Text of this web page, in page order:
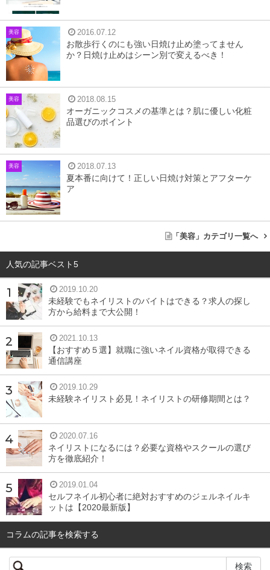
はじめに、シェラックネイルとはどのようなネイルなのか
を解説したいと思います。
シェラックネイルはアメリカ生まれ
シェラックネイルは2010年にアメリカの「CDN」という
メーカーから発売されました。2012年に日本に上陸し、
現在では約65か国で使用されています。
ジェルとマニキュアのいいとこどりなハイブリ
ッドネイル
ジェルは持ちがよく、ツヤがあって、ライトで硬化するの
で乾かす時間がかかりません。ですが、価格が高く、オフ
するときに削って自分の爪を傷めてしまうなどの側面もあ
ります。
一方マニキュアはジェルと比べると爪への負担は軽く、低
コストでセルフでも気軽に塗ることができます。その反
面、乾かすのに時間がかかったり、持ちが悪くすぐにはが
れてしまったりします。
次の「シェラックネイルのメリットとデメリット」で詳し
くご紹介しますが、シェラックネイルはまさにジェルとマ
ニキュアのいいとこどりのネイルといえます。
シェラックネイルのメリット・デメリット
美容 2016.07.12
お散歩行くのにも強い日焼け止め塗ってません
か？日焼け止めはシーン別で変えるべき！
美容 2018.08.15
オーガニックコスメの基準とは？肌に優しい化粧
品選びのポイント
美容 2018.07.13
夏本番に向けて！正しい日焼け対策とアフターケ
ア
「美容」カテゴリ一覧へ
人気の記事ベスト5
2019.10.20
未経験でもネイリストのバイトはできる？求人の探し
方から給料まで大公開！
2021.10.13
【おすすめ５選】就職に強いネイル資格が取得できる
通信講座
2019.10.29
未経験ネイリスト必見！ネイリストの研修期間とは？
2020.07.16
ネイリストになるには？必要な資格やスクールの選び
方を徹底紹介！
2019.01.04
セルフネイル初心者に絶対おすすめのジェルネイルキ
ットは【2020最新版】
コラムの記事を検索する